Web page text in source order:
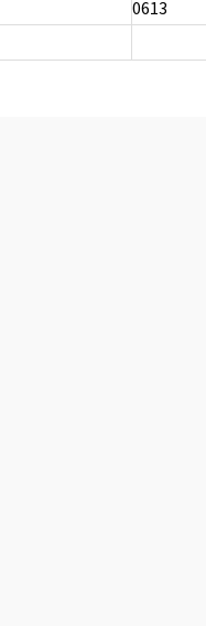
0613